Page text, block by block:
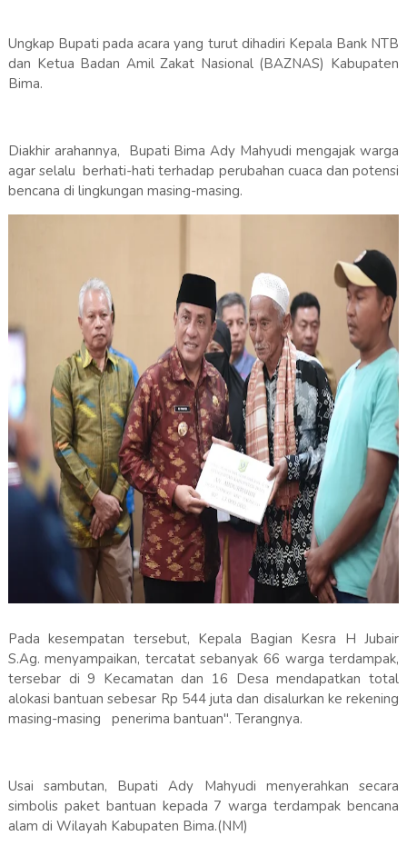
Ungkap Bupati pada acara yang turut dihadiri Kepala Bank NTB
dan Ketua Badan Amil Zakat Nasional (BAZNAS) Kabupaten
Bima.
‎Diakhir arahannya, Bupati Bima Ady Mahyudi mengajak warga
agar selalu berhati-hati terhadap perubahan cuaca dan potensi
bencana di lingkungan masing-masing.
Pada kesempatan tersebut, Kepala Bagian Kesra H Jubair
S.Ag. menyampaikan, tercatat sebanyak 66 warga terdampak,
tersebar di 9 Kecamatan dan 16 Desa mendapatkan total
alokasi bantuan sebesar Rp 544 juta dan disalurkan ke rekening
masing-masing penerima bantuan". Terangnya.
Usai sambutan, Bupati Ady Mahyudi menyerahkan secara
simbolis paket bantuan kepada 7 warga terdampak bencana
alam di Wilayah Kabupaten Bima.(NM)